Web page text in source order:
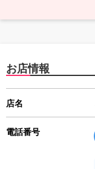
お店情報
店名
電話番号